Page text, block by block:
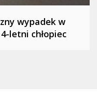
wypadek w
letni chłopiec